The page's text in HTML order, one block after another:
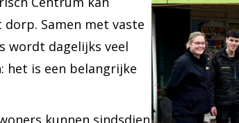
Samen met vaste
wordt dagelijks veel
het is een belangrijke
kunnen sindsdien